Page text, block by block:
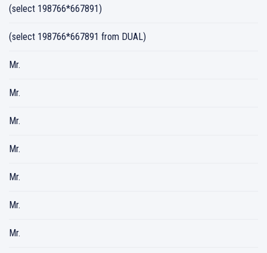
(select 198766*667891)
(select 198766*667891 from DUAL)
Mr.
Mr.
Mr.
Mr.
Mr.
Mr.
Mr.